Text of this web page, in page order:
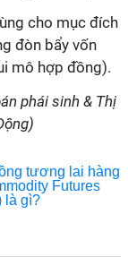
cho mục đích
đòn bẩy vốn
mô hợp đồng).
phái sinh & Thị